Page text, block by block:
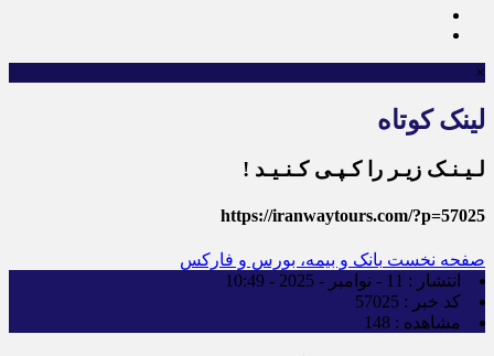
×
لینک کوتاه
لـیـنـک زیـر را کـپـی کـنـیـد !
https://iranwaytours.com/?p=57025
صفحه نخست بانک و بیمه، بورس و فارکس
انتشار : 11 - نوامبر - 2025 - 10:49
کد خبر : 57025
مشاهده : 148